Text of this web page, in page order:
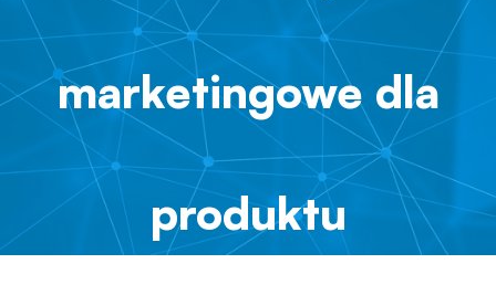
marketingowe dla
produktu